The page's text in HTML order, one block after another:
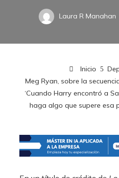
Laura R Manahan
Inicio
Meg Ryan, sobre la
‘Cuando Harry encontró a
haga algo que supere esa